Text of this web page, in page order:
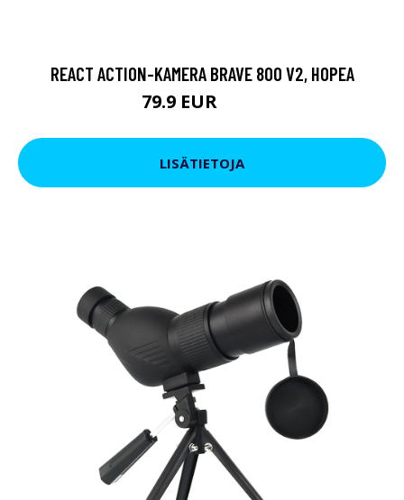
REACT ACTION-KAMERA BRAVE 800 V2, HOPEA
79.9 EUR
LISÄTIETOJA